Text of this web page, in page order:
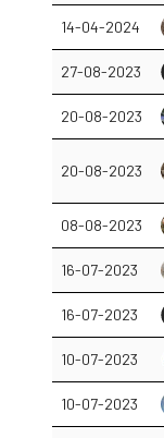
14-04-2024
27-08-2023
20-08-2023
20-08-2023
08-08-2023
16-07-2023
16-07-2023
10-07-2023
10-07-2023